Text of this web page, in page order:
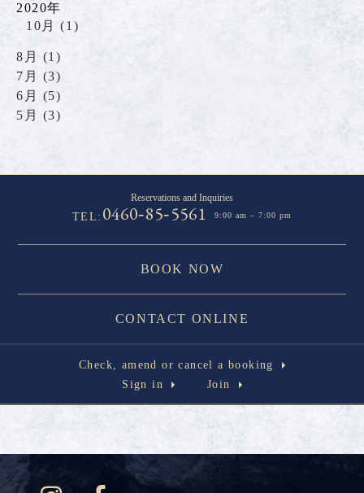
2020年
10月 (1)
8月 (1)
7月 (3)
6月 (5)
5月 (3)
Reservations and Inquiries
TEL: 0460-85-5561 9:00 am – 7:00 pm
BOOK NOW
CONTACT ONLINE
Check, amend or cancel a booking
Sign in
Join